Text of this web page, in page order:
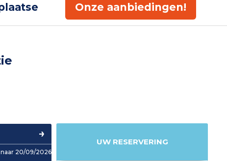
Onze aanbiedingen!
20/09/2026
UW RESERVERING